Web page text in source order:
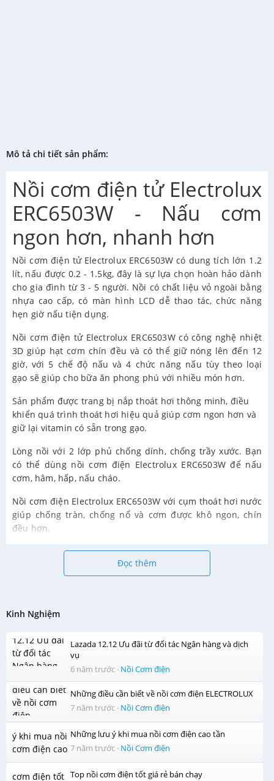
Kinh Nghiệm
Lazada 12.12 Ưu đãi từ đối tác Ngân hàng và dịch
vụ
6 năm trước · Nồi Cơm điện
Những điều cần biết về nồi cơm điện ELECTROLUX
7 năm trước · Nồi Cơm điện
Những lưu ý khi mua nồi cơm điện cao tần
7 năm trước · Nồi Cơm điện
Top nồi cơm điện tốt giá rẻ bán chạy
Mô tả chi tiết sản phẩm:
Nồi cơm điện tử Electrolux
ERC6503W - Nấu cơm
ngon hơn, nhanh hơn
Nồi cơm điện tử Electrolux ERC6503W có dung tích lớn 1.2
lít, nấu được 0.2 - 1.5kg, đây là sự lựa chọn hoàn hảo dành
cho gia đình từ 3 - 5 người. Nồi có chất liệu vỏ ngoài bằng
nhựa cao cấp, có màn hình LCD dễ thao tác, chức năng
hẹn giờ nấu tiện dụng.
Nồi cơm điện tử Electrolux ERC6503W có công nghệ nhiệt
3D giúp hạt cơm chín đều và có thể giữ nóng lên đến 12
giờ, với 5 chế độ nấu và 4 chức năng nấu tùy theo loại
gạo sẽ giúp cho bữa ăn phong phú với nhiều món hơn.
Sản phẩm được trang bị nắp thoát hơi thông minh, điều
khiển quá trình thoát hơi hiệu quả giúp cơm ngon hơn và
giữ lại vitamin có sẵn trong gạo.
Lòng nồi với 2 lớp phủ chống dính, chống trầy xước. Bạn
có thể dùng nồi cơm điện Electrolux ERC6503W để nấu
cơm, hâm, hấp, nấu cháo.
Nồi cơm điện Electrolux ERC6503W với cụm thoát hơi nước
giúp chống tràn, chống nổ và cơm được khô ngon, chín
đều hơn.
Hãng sản xuất: Electrolux
Tên sản phẩm: Nồi cơm điện tử Electrolux ERC6503W
Mã sản phẩm: ERC6503W
Điện áp sử dụng: 220V/50Hz
Kích thước ( Cao x Rộng x Sâu) 310 x 230 x 200 mm
Trọng lượng nồi(kg): 3.5
Trọng lượng phủ bì(kg): 4.3
Đọc thêm